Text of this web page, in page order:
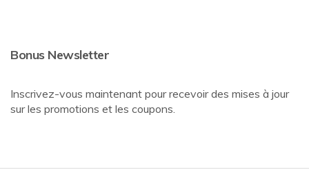
Bonus Newsletter
Inscrivez-vous maintenant pour recevoir des mises à jour
sur les promotions et les coupons.